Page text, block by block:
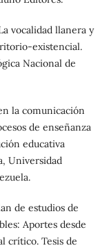
vocalidad llanera y
existencial.
Nacional de
la comunicación
de enseñanza
educativa
Universidad
de estudios de
Aportes desde
crítico. Tesis de